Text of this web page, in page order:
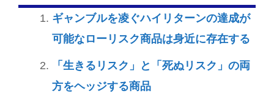
ギャンブルを凌ぐハイリターンの達成が
可能なローリスク商品は身近に存在する
「生きるリスク」と「死ぬリスク」の両
方をヘッジする商品